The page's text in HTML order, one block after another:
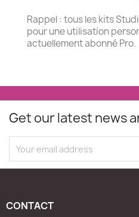
Rappel : tous les kits
pour une utilisation
actuellement abonné Pro.
Get our latest news
CONTACT